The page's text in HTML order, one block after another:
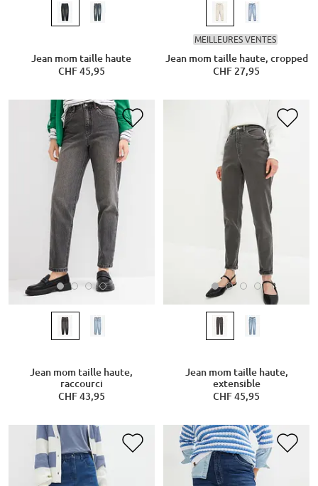
Jean mom taille haute
CHF 45,95
MEILLEURES VENTES
Jean mom taille haute, cropped
CHF 27,95
Jean mom taille haute,
raccourci
CHF 43,95
Jean mom taille haute,
extensible
CHF 45,95